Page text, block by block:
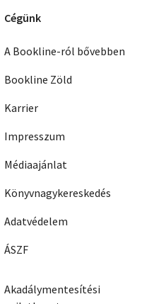
Cégünk
A Bookline-ról bővebben
Bookline Zöld
Karrier
Impresszum
Médiaajánlat
Könyvnagykereskedés
Adatvédelem
ÁSZF
Akadálymentesítési